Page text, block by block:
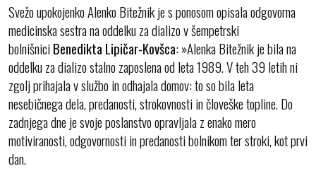
Svežo upokojenko Alenko Bitežnik je s ponosom opisala odgovorna
medicinska sestra na oddelku za dializo v šempetrski
bolnišniciBenedikta Lipičar-Kovšca: »Alenka Bitežnik je bila na
oddelku za dializo stalno zaposlena od leta 1989. V teh 39 letih ni
zgolj prihajala v službo in odhajala domov: to so bila leta
nesebičnega dela, predanosti, strokovnosti in človeške topline. Do
zadnjega dne je svoje poslanstvo opravljala z enako mero
motiviranosti, odgovornosti in predanosti bolnikom ter stroki, kot prvi
dan.